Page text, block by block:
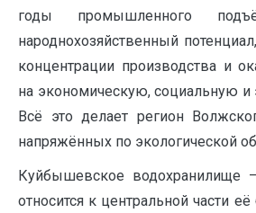
годы промышленного
народнохозяйственный
концентрации производства и
на экономическую, социальную
Всё это делает регион
напряжённых по экологической
Куйбышевское водохранилище
относится к центральной части